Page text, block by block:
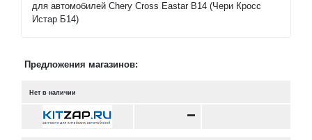
для автомобилей Chery Cross Eastar B14 (Чери Кросс
Истар Б14)
Предложения магазинов:
Нет в наличии